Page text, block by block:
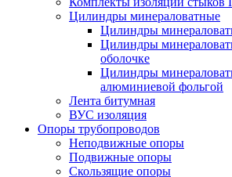
Цилиндры минераловатные
Цилиндры
Цилиндры
оболочке
Цилиндры
алюминиевой фольгой
Лента битумная
ВУС изоляция
Опоры трубопроводов
Неподвижные опоры
Подвижные опоры
Скользящие опоры